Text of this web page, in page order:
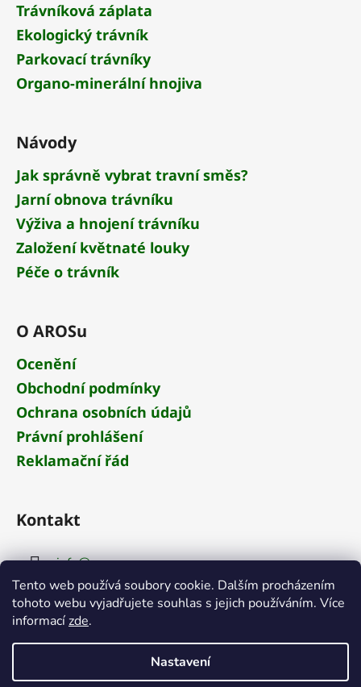
Tento web používá soubory cookie. Dalším procházením
tohoto webu vyjadřujete souhlas s jejich používáním. Více
informacízde.
Nastavení
Trávníková záplata
Ekologický trávník
Parkovací trávníky
Organo-minerální hnojiva
Návody
Jak správně vybrat travní směs?
Jarní obnova trávníku
Výživa a hnojení trávníku
Založení květnaté louky
Péče o trávník
O AROSu
Ocenění
Obchodní podmínky
Ochrana osobních údajů
Právní prohlášení
Reklamační řád
Kontakt
info@aros.cz
+420 284 681 652